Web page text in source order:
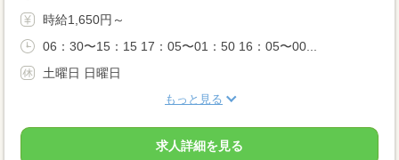
時給1,650円～
06：30〜15：15 17：05〜01：50 16：05〜00...
土曜日 日曜日
もっと見る
求人詳細を見る